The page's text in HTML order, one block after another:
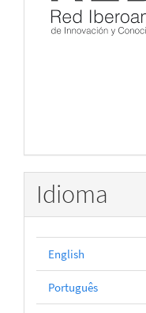
Idioma
English
Português